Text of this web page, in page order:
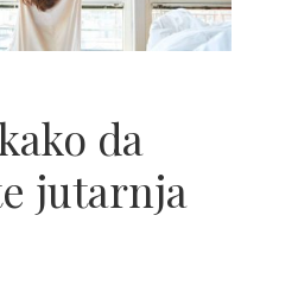
da
jutarnja